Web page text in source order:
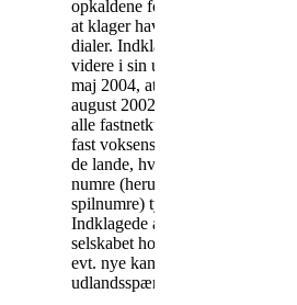
opkaldene formentlig skyldtes,
at klager havde downloadet en
dialer. Indklagede oplyste
videre i sin udtalelse af 26.
maj 2004, at indklagede i
august 2002 som standard for
alle fastnetkunder oprettede
fast voksenspærring udland til
de lande, hvor dyre service-
numre (herunder sex og
spilnumre) typisk holder til.
Indklagede anførte, at
selskabet holdt nøje øje med
evt. nye kandidater til
udlandsspærringsporteføljen.